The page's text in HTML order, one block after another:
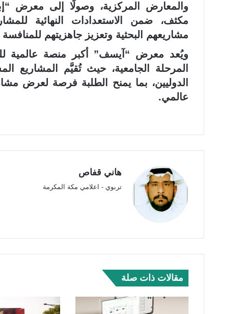
والمعارض المركزية، وصولًا إلى معرض
مشاريعهم البحثية وتعزيز جاهزيتهم للمنافسة
ويُعد معرض “آيسف” أكبر منصة عالمية
المرحلة الجامعية، حيث تُقيَّم المشاريع
الدوليين، بما يمنح الطلبة فرصة لعرض
عالمي.
هاني قفاص
تربوي - اعلامي مكة المكرمة
مقالات ذات صلة